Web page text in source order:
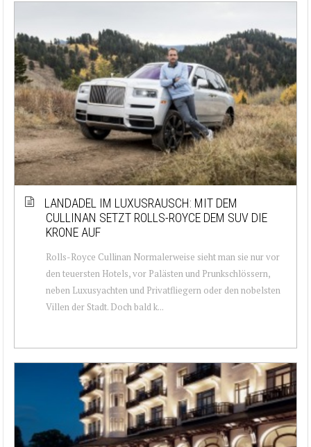
LANDADEL IM LUXUSRAUSCH: MIT DEM
CULLINAN SETZT ROLLS-ROYCE DEM SUV DIE
KRONE AUF
Rolls-Royce Cullinan Normalerweise sieht man sie nur vor
den teuersten Hotels, vor Palästen und Prunkschlössern,
neben Luxusyachten und Privatfliegern oder den nobelsten
Villen der Stadt. Doch bald k...